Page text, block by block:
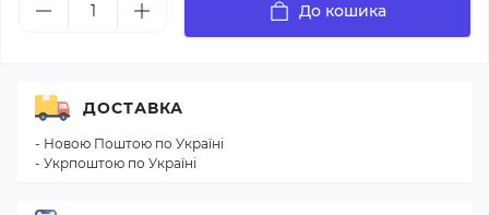
До кошика
ДОСТАВКА
- Новою Поштою по Україні
- Укрпоштою по Україні